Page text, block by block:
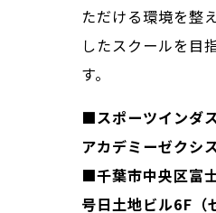
ただける環境を整
したスクールを目
す。
■スポーツインダ
アカデミーゼクシ
■千葉市中央区富
号日土地ビル6F（